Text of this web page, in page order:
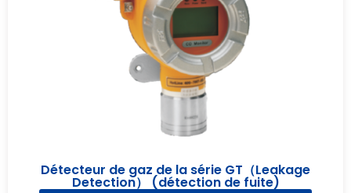
Détecteur de gaz de la série GT（Leakage
Detection） (détection de fuite)